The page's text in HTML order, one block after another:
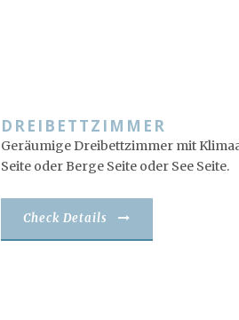
DREIBETTZIMMER
Geräumige Dreibettzimmer mit
Seite oder Berge Seite oder See Seite.
Check Details